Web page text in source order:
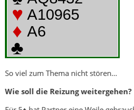
So viel zum Thema nicht stören…
Wie soll die Reizung weitergehen?